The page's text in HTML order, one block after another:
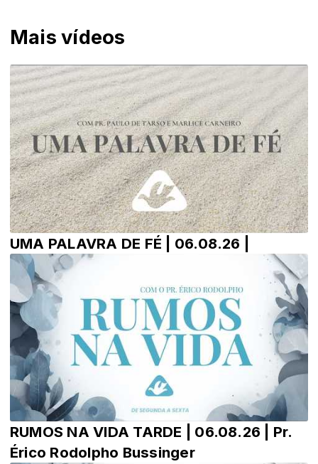
Mais vídeos
UMA PALAVRA DE FÉ | 06.08.26 |
RUMOS NA VIDA TARDE | 06.08.26 | Pr.
Érico Rodolpho Bussinger